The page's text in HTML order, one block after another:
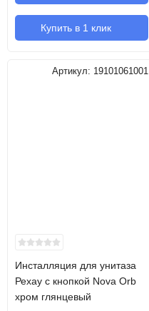
Купить в 1 клик
Артикул: 19101061001
Инсталляция для унитаза
Рехау с кнопкой Nova Orb
хром глянцевый